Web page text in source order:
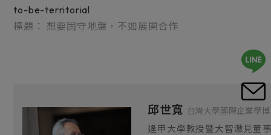
to-be-territorial
標題： 想要固守地盤，不如展開合作
邱世寬 台灣大學國際企業學
逢甲大學教授暨大智澈見董